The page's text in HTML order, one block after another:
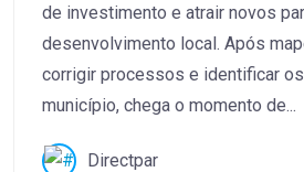
de investimento e atrair novos
desenvolvimento local. Após
corrigir processos e identificar
município, chega o momento de...
Directpar